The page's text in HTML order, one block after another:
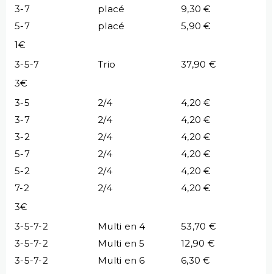
3-7 placé
9,30 €
5-7
placé
5,90 €
1€
3-5-7
Trio
37,90 €
3€
3-5
2/4
4,20 €
3-7
2/4
4,20 €
3-2
2/4
4,20 €
5-7
2/4
4,20 €
5-2
2/4
4,20 €
7-2
2/4
4,20 €
3€
3-5-7-2
Multi en 4
53,70 €
3-5-7-2
Multi en 5
12,90 €
3-5-7-2
Multi en 6
6,30 €